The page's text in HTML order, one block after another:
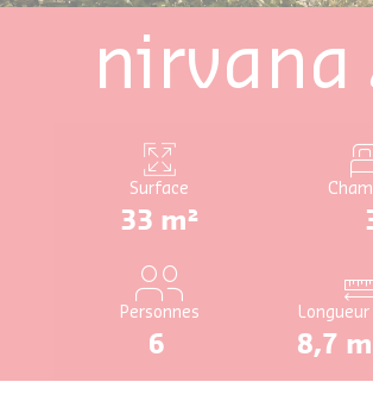
nirvana
Surface
33 m²
Personnes
6 8,7